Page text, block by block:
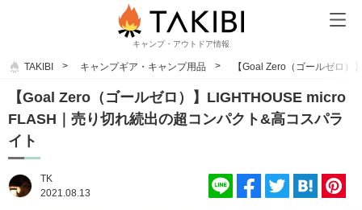
キャンプ・アウトドア情報
TAKIBI キャンプギア・キャンプ用品 【Goal Zero（ゴールゼロ
【Goal Zero（ゴールゼロ）】LIGHTHOUSE micro
FLASH｜売り切れ続出の超コンパクト&高コスパラ
イト
TK
2021.08.13